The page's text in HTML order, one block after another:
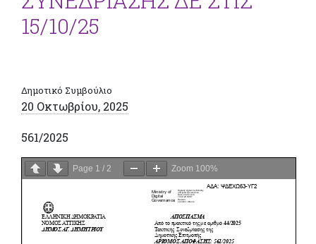
15/10/25
Δημοτικό Συμβούλιο
20 Οκτωβρίου, 2025
561/2025
Page 1 / 2 Zoom 100%